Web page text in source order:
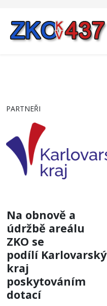
PARTNEŘI
Na obnově a
údržbě areálu
ZKO se
podílí Karlovarský
kraj
poskytováním
dotací